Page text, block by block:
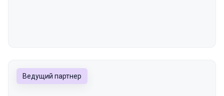
Ведущий партнер